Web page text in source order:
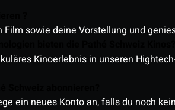
sowie deine Vorstellung und
Kinoerlebnis in unseren
ein neues Konto an, falls du noch